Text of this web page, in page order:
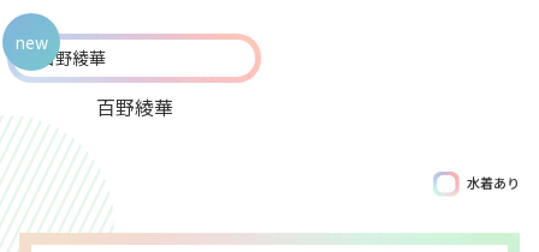
百野綾華
new
水着あり